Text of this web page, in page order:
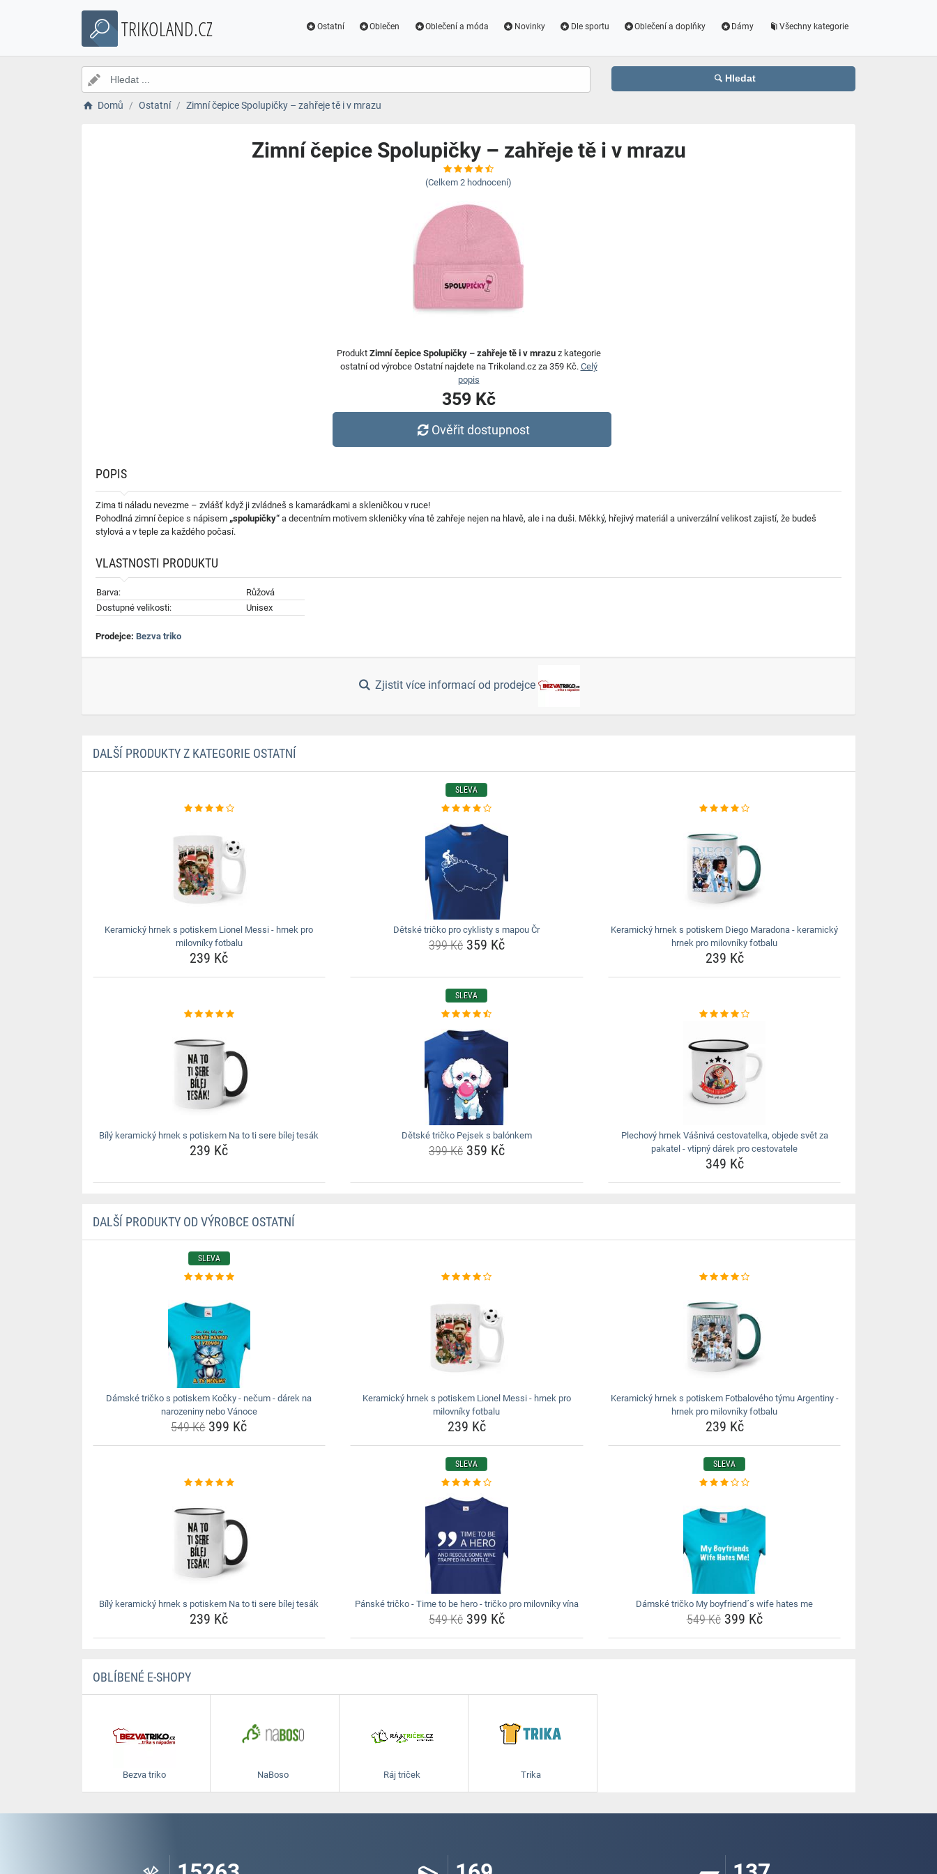
TRIKOLAND.CZ Ostatní Oblečen Oblečení a móda Novinky Dle sportu Oblečení a doplňky Dámy Všechny kategorie
Hledat
Domů Ostatní Zimní čepice Spolupičky – zahřeje tě i v mrazu
Zimní čepice Spolupičky – zahřeje tě i v mrazu
(Celkem 2 hodnocení)
Produkt Zimní čepice Spolupičky – zahřeje tě i v mrazuz kategorie
ostatní od výrobce Ostatní najdete na Trikoland.cz za 359 Kč. Celý
popis
359 Kč
Ověřit dostupnost
POPIS
Zima ti náladu nevezme – zvlášť když ji zvládneš s kamarádkami a skleničkou v ruce!
Pohodlná zimní čepice s nápisem „spolupičky“ a decentním motivem skleničky vína tě zahřeje nejen na hlavě, ale i na duši. Měkký, hřejivý materiál a univerzální velikost zajistí, že budeš
stylová a v teple za každého počasí.
VLASTNOSTI PRODUKTU
Barva:
Růžová
Dostupné velikosti:
Unisex
Prodejce: Bezva triko
Zjistit více informací od prodejce
DALŠÍ PRODUKTY Z KATEGORIE OSTATNÍ
Keramický hrnek s potiskem Lionel Messi - hrnek pro
milovníky fotbalu
239 Kč
SLEVA
Dětské tričko pro cyklisty s mapou Čr
399 Kč359 Kč
Keramický hrnek s potiskem Diego Maradona - keramický
hrnek pro milovníky fotbalu
239 Kč
Bílý keramický hrnek s potiskem Na to ti sere bílej tesák
239 Kč
SLEVA
Dětské tričko Pejsek s balónkem
399 Kč359 Kč
Plechový hrnek Vášnivá cestovatelka, objede svět za
pakatel - vtipný dárek pro cestovatele
349 Kč
DALŠÍ PRODUKTY OD VÝROBCE OSTATNÍ
SLEVA
Dámské tričko s potiskem Kočky - nečum - dárek na
narozeniny nebo Vánoce
549 Kč399 Kč
Keramický hrnek s potiskem Lionel Messi - hrnek pro
milovníky fotbalu
239 Kč
Keramický hrnek s potiskem Fotbalového týmu Argentiny -
hrnek pro milovníky fotbalu
239 Kč
Bílý keramický hrnek s potiskem Na to ti sere bílej tesák
239 Kč
SLEVA
Pánské tričko - Time to be hero - tričko pro milovníky vína
549 Kč399 Kč
SLEVA
Dámské tričko My boyfriend´s wife hates me
549 Kč399 Kč
OBLÍBENÉ E-SHOPY
Bezva triko NaBoso Ráj triček Trika